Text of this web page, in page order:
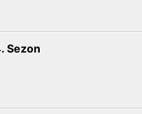
Sezon